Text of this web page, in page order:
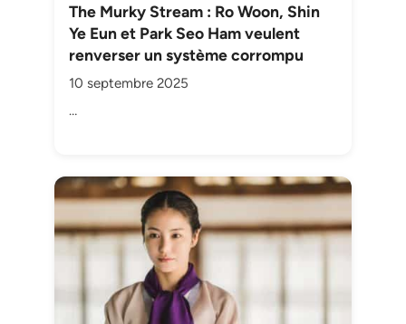
The Murky Stream : Ro Woon, Shin
Ye Eun et Park Seo Ham veulent
renverser un système corrompu
10 septembre 2025
…